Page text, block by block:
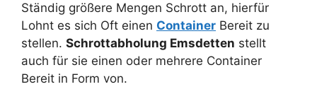
Ständig größere Mengen Schrott an, hierfür
Lohnt es sich Oft einen Container Bereit zu
stellen. Schrottabholung Emsdetten stellt
auch für sie einen oder mehrere Container
Bereit in Form von.